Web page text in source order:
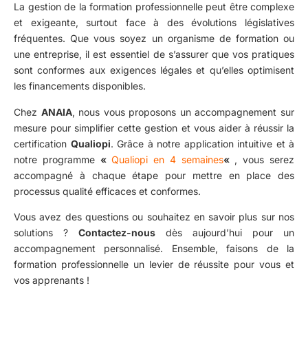
La gestion de la formation professionnelle peut être complexe
et exigeante, surtout face à des évolutions législatives
fréquentes. Que vous soyez un organisme de formation ou
une entreprise, il est essentiel de s’assurer que vos pratiques
sont conformes aux exigences légales et qu’elles optimisent
les financements disponibles.
Chez ANAIA, nous vous proposons un accompagnement sur
mesure pour simplifier cette gestion et vous aider à réussir la
certification Qualiopi. Grâce à notre application intuitive et à
notre programme « Qualiopi en 4 semaines« , vous serez
accompagné à chaque étape pour mettre en place des
processus qualité efficaces et conformes.
Vous avez des questions ou souhaitez en savoir plus sur nos
solutions ? Contactez-nous dès aujourd’hui pour un
accompagnement personnalisé. Ensemble, faisons de la
formation professionnelle un levier de réussite pour vous et
vos apprenants !